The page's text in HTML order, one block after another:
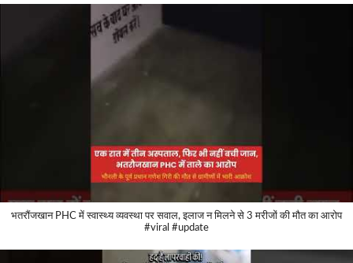
भतरौंजखान PHC में स्वास्थ्य व्यवस्था पर सवाल, इलाज न मिलने से 3 मरीजों की मौत का आरोप
#viral #update